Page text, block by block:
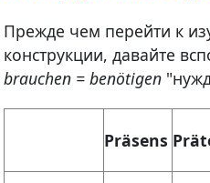
Прежде чем перейти к
конструкции, давайте
brauchen = benötigen
Präsens